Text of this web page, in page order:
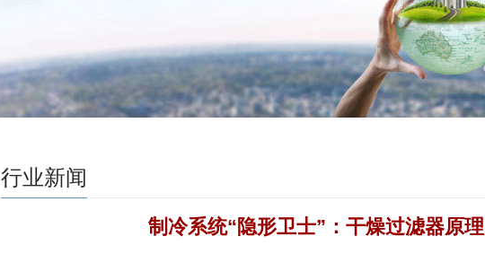
行业新闻
制冷系统“隐形卫士”：干燥过滤器原